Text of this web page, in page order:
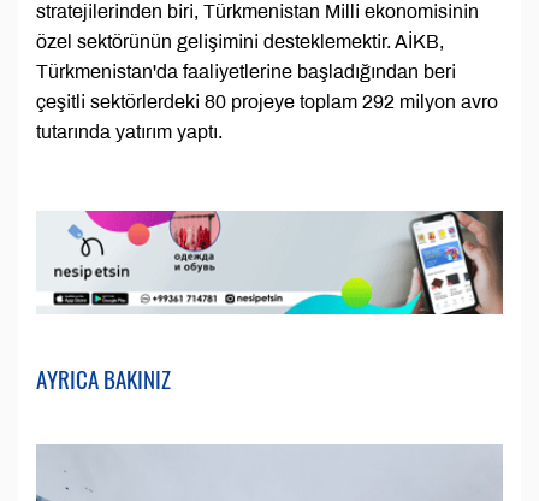
stratejilerinden biri, Türkmenistan Milli ekonomisinin
özel sektörünün gelişimini desteklemektir. AİKB,
Türkmenistan'da faaliyetlerine başladığından beri
çeşitli sektörlerdeki 80 projeye toplam 292 milyon avro
tutarında yatırım yaptı.
AYRICA BAKINIZ